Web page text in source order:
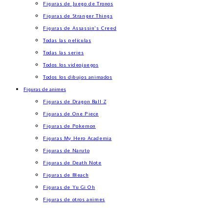
Figuras de Juego de Tronos
Figuras de Stranger Things
Figuras de Assassin’s Creed
Todas las películas
Todas las series
Todos los videojuegos
Todos los dibujos animados
Figuras de animes
Figuras de Dragon Ball Z
Figuras de One Piece
Figuras de Pokemon
Figuras My Hero Academia
Figuras de Naruto
Figuras de Death Note
Figuras de Bleach
Figuras de Yu Gi Oh
Figuras de otros animes